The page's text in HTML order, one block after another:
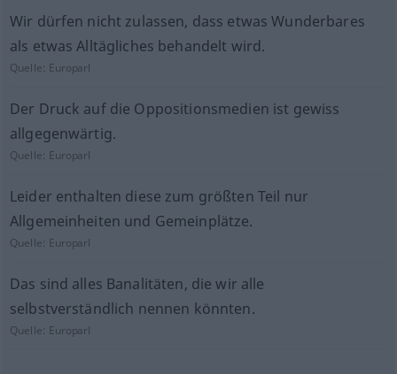
Wir dürfen nicht zulassen, dass etwas Wunderbares
als etwas Alltägliches behandelt wird.
Quelle: Europarl
Der Druck auf die Oppositionsmedien ist gewiss
allgegenwärtig.
Quelle: Europarl
Leider enthalten diese zum größten Teil nur
Allgemeinheiten und Gemeinplätze.
Quelle: Europarl
Das sind alles Banalitäten, die wir alle
selbstverständlich nennen könnten.
Quelle: Europarl